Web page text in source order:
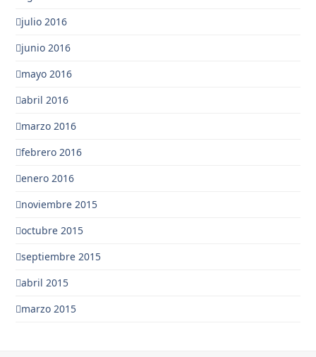
julio 2016
junio 2016
mayo 2016
abril 2016
marzo 2016
febrero 2016
enero 2016
noviembre 2015
octubre 2015
septiembre 2015
abril 2015
marzo 2015